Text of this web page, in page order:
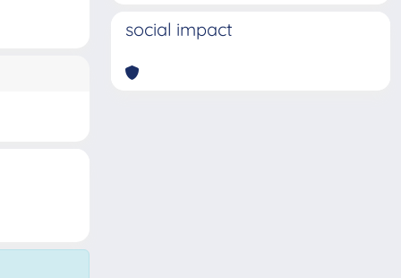
social impact